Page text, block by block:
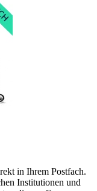
in Ihrem Postfach.
Institutionen und